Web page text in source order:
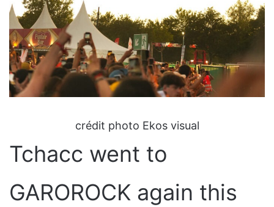
crédit photo Ekos visual
Tchacc went to
GAROROCK again this